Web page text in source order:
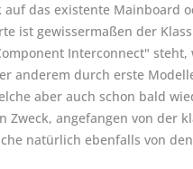
das existente Mainboard
ist gewissermaßen der
Interconnect"
anderem durch erste
aber auch schon bald
Zweck, angefangen von der
natürlich ebenfalls von